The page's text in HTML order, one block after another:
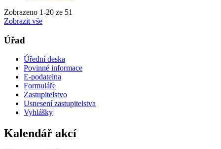
Zobrazeno 1-20 ze 51
Zobrazit vše
Úřad
Úřední deska
Povinné informace
E-podatelna
Formuláře
Zastupitelstvo
Usnesení zastupitelstva
Vyhlášky
Kalendář akcí